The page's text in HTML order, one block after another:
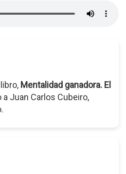
Mentalidad ganadora. El
a Juan Carlos Cubeiro,